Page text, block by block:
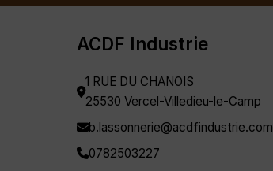
ACDF Industrie
1 RUE DU CHANOIS
25530 Vercel-Villedieu-le-Camp
b.lassonnerie@acdfindustrie.com
0782503227